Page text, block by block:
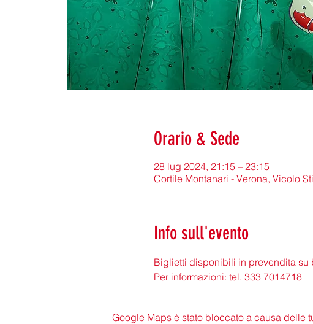
Orario & Sede
28 lug 2024, 21:15 – 23:15
Cortile Montanari - Verona, Vicolo
Info sull'evento
Biglietti disponibili in prevendita su
Per informazioni: tel. 333 7014718
Google Maps è stato bloccato a causa delle